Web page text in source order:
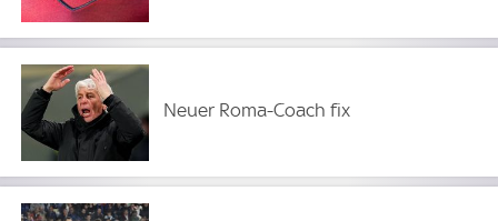
Neuer Roma-Coach fix